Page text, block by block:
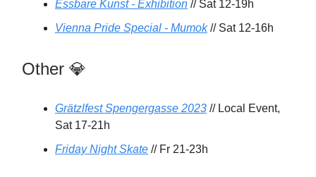
Essbare Kunst - Exhibition // Sat 12-19h
Vienna Pride Special - Mumok// Sat 12-16h
Other 💎
Grätzlfest Spengergasse 2023 // Local Event,
Sat 17-21h
Friday Night Skate // Fr 21-23h